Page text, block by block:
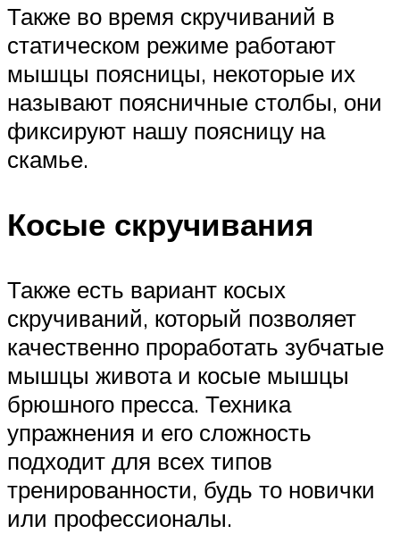
Также во время скручиваний в
статическом режиме работают
мышцы поясницы, некоторые их
называют поясничные столбы, они
фиксируют нашу поясницу на
скамье.
Косые скручивания
Также есть вариант косых
скручиваний, который позволяет
качественно проработать зубчатые
мышцы живота и косые мышцы
брюшного пресса. Техника
упражнения и его сложность
подходит для всех типов
тренированности, будь то новички
или профессионалы.